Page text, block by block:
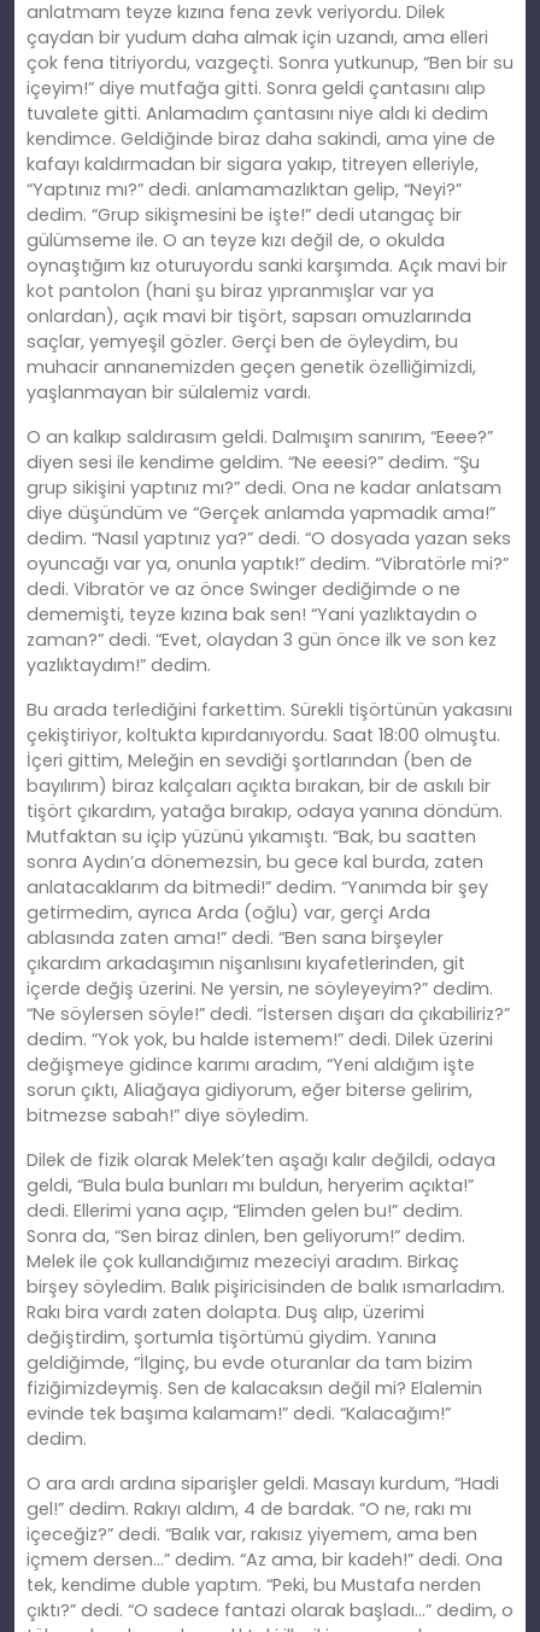
anlatmam teyze kızına fena zevk veriyordu. Dilek
çaydan bir yudum daha almak için uzandı, ama elleri
çok fena titriyordu, vazgeçti. Sonra yutkunup, “Ben bir su
içeyim!” diye mutfağa gitti. Sonra geldi çantasını alıp
tuvalete gitti. Anlamadım çantasını niye aldı ki dedim
kendimce. Geldiğinde biraz daha sakindi, ama yine de
kafayı kaldırmadan bir sigara yakıp, titreyen elleriyle,
“Yaptınız mı?” dedi. anlamamazlıktan gelip, “Neyi?”
dedim. “Grup sikişmesini be işte!” dedi utangaç bir
gülümseme ile. O an teyze kızı değil de, o okulda
oynaştığım kız oturuyordu sanki karşımda. Açık mavi bir
kot pantolon (hani şu biraz yıpranmışlar var ya
onlardan), açık mavi bir tişört, sapsarı omuzlarında
saçlar, yemyeşil gözler. Gerçi ben de öyleydim, bu
muhacir annanemizden geçen genetik özelliğimizdi,
yaşlanmayan bir sülalemiz vardı.
O an kalkıp saldırasım geldi. Dalmışım sanırım, “Eeee?”
diyen sesi ile kendime geldim. “Ne eeesi?” dedim. “Şu
grup sikişini yaptınız mı?” dedi. Ona ne kadar anlatsam
diye düşündüm ve “Gerçek anlamda yapmadık ama!”
dedim. “Nasıl yaptınız ya?” dedi. “O dosyada yazan seks
oyuncağı var ya, onunla yaptık!” dedim. “Vibratörle mi?”
dedi. Vibratör ve az önce Swinger dediğimde o ne
dememişti, teyze kızına bak sen! “Yani yazlıktaydın o
zaman?” dedi. “Evet, olaydan 3 gün önce ilk ve son kez
yazlıktaydım!” dedim.
Bu arada terlediğini farkettim. Sürekli tişörtünün yakasını
çekiştiriyor, koltukta kıpırdanıyordu. Saat 18:00 olmuştu.
İçeri gittim, Meleğin en sevdiği şortlarından (ben de
bayılırım) biraz kalçaları açıkta bırakan, bir de askılı bir
tişört çıkardım, yatağa bırakıp, odaya yanına döndüm.
Mutfaktan su içip yüzünü yıkamıştı. “Bak, bu saatten
sonra Aydın’a dönemezsin, bu gece kal burda, zaten
anlatacaklarım da bitmedi!” dedim. “Yanımda bir şey
getirmedim, ayrıca Arda (oğlu) var, gerçi Arda
ablasında zaten ama!” dedi. “Ben sana birşeyler
çıkardım arkadaşımın nişanlısını kıyafetlerinden, git
içerde değiş üzerini. Ne yersin, ne söyleyeyim?” dedim.
“Ne söylersen söyle!” dedi. “İstersen dışarı da çıkabiliriz?”
dedim. “Yok yok, bu halde istemem!” dedi. Dilek üzerini
değişmeye gidince karımı aradım, “Yeni aldığım işte
sorun çıktı, Aliağaya gidiyorum, eğer biterse gelirim,
bitmezse sabah!” diye söyledim.
Dilek de fizik olarak Melek’ten aşağı kalır değildi, odaya
geldi, “Bula bula bunları mı buldun, heryerim açıkta!”
dedi. Ellerimi yana açıp, “Elimden gelen bu!” dedim.
Sonra da, “Sen biraz dinlen, ben geliyorum!” dedim.
Melek ile çok kullandığımız mezeciyi aradım. Birkaç
birşey söyledim. Balık pişiricisinden de balık ısmarladım.
Rakı bira vardı zaten dolapta. Duş alıp, üzerimi
değiştirdim, şortumla tişörtümü giydim. Yanına
geldiğimde, “İlginç, bu evde oturanlar da tam bizim
fiziğimizdeymiş. Sen de kalacaksın değil mi? Elalemin
evinde tek başıma kalamam!” dedi. “Kalacağım!”
dedim.
O ara ardı ardına siparişler geldi. Masayı kurdum, “Hadi
gel!” dedim. Rakıyı aldım, 4 de bardak. “O ne, rakı mı
içeceğiz?” dedi. “Balık var, rakısız yiyemem, ama ben
içmem dersen…” dedim. “Az ama, bir kadeh!” dedi. Ona
tek, kendime duble yaptım. “Peki, bu Mustafa nerden
çıktı?” dedi. “O sadece fantazi olarak başladı…” dedim, o